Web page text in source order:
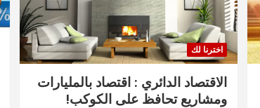
اخترنا لك
الاقتصاد الدائري : اقتصاد بالمليارات
ومشاريع تحافظ على الكوكب!